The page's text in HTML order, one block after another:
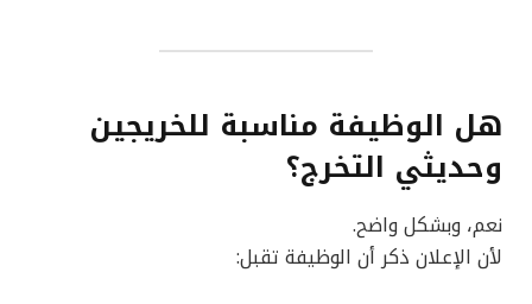
هل الوظيفة مناسبة للخريجين
وحديثي التخرج؟
نعم، وبشكل واضح.
لأن الإعلان ذكر أن الوظيفة تقبل: